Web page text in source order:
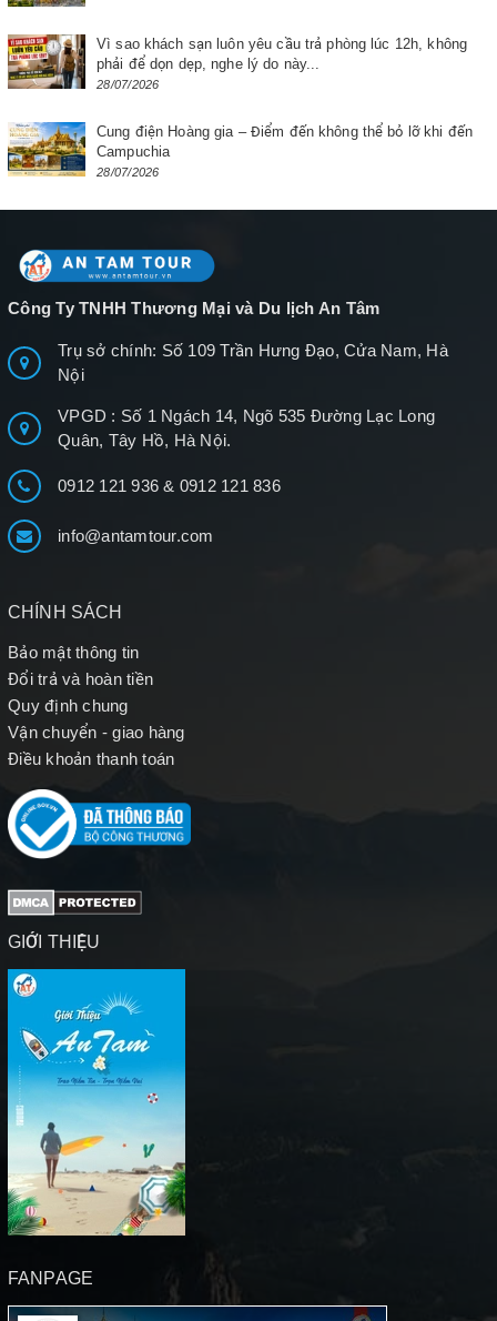
Vì sao khách sạn luôn yêu cầu trả phòng lúc 12h, không
phải để dọn dẹp, nghe lý do này...
28/07/2026
Cung điện Hoàng gia – Điểm đến không thể bỏ lỡ khi đến
Campuchia
28/07/2026
Công Ty TNHH Thương Mại và Du lịch An Tâm
Trụ sở chính: Số 109 Trần Hưng Đạo, Cửa Nam, Hà
Nội
VPGD : Số 1 Ngách 14, Ngõ 535 Đường Lạc Long
Quân, Tây Hồ, Hà Nội.
0912 121 936& 0912 121 836
info@antamtour.com
CHÍNH SÁCH
Bảo mật thông tin
Đổi trả và hoàn tiền
Quy định chung
Vận chuyển - giao hàng
Điều khoản thanh toán
GIỚI THIỆU
FANPAGE